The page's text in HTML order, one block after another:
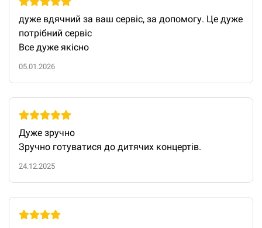
дуже вдячний за ваш сервіс, за допомогу. Це дуже
потрібний сервіс
Все дуже якісно
05.01.2026
Дуже зручно
Зручно готуватися до дитячих концертів.
24.12.2025